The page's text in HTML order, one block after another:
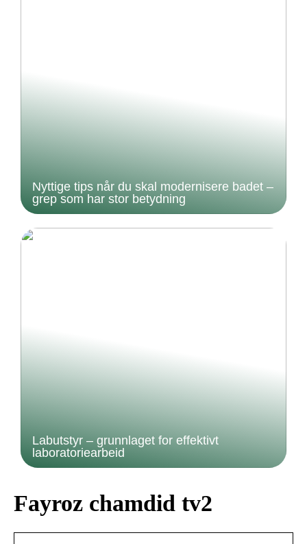
Nyttige tips når du skal modernisere badet –
grep som har stor betydning
Labutstyr – grunnlaget for effektivt
laboratoriearbeid
Fayroz chamdid tv2